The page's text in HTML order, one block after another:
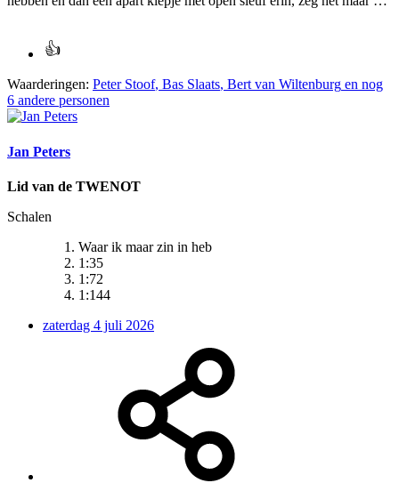
Waarderingen: Peter Stoof, Bas Slaats, Bert van Wiltenburg en nog
6 andere personen
Jan Peters
Lid van de TWENOT
Schalen
Waar ik maar zin in heb
1:35
1:72
1:144
zaterdag 4 juli 2026